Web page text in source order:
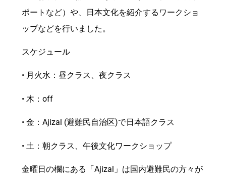
ポートなど）や、日本文化を紹介するワークショ
ップなどを行いました。
スケジュール
• 月火水：昼クラス、夜クラス
• 木：off
• 金：Ajizal (避難民自治区)で日本語クラス
• 土：朝クラス、午後文化ワークショップ
金曜日の欄にある「Ajizal」は国内避難民の方々が